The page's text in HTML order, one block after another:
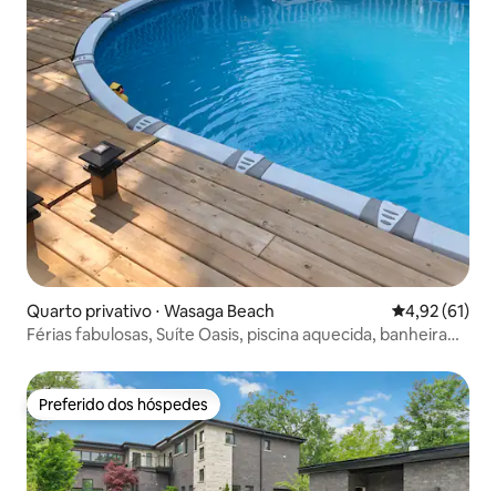
Quarto privativo ⋅ Wasaga Beach 4,92 de uma
4,92 (61)
Férias fabulosas, Suíte Oasis, piscina aquecida, banheira
Preferido dos hóspedes
Preferido dos hóspedes